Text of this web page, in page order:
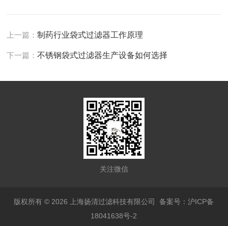
上一篇：制药行业袋式过滤器工作原理
下一篇：不锈钢袋式过滤器生产设备如何选择
关注微信
版权所有 © 2026 上海扬清过滤科技有限公司备案号：沪ICP备
18041638号-2